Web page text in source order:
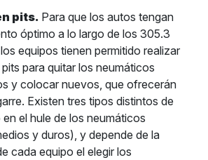
pits. Para que los autos tengan
óptimo a lo largo de los 305.3
equipos tienen permitido realizar
para quitar los neumáticos
y colocar nuevos, que ofrecerán
Existen tres tipos distintos de
el hule de los neumáticos
y duros), y depende de la
cada equipo el elegir los